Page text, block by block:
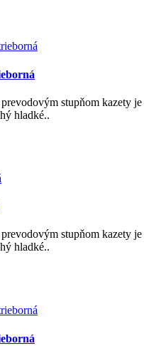
stupňom kazety je
hladké..
stupňom kazety je
hladké..